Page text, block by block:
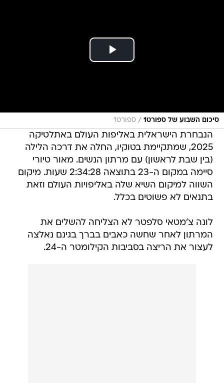
סיכום השבוע של ספורט1 / ספורט1
הנבחרת הישראלית באליפות העולם באתלטיקה
2025, שמתקיימת בטוקיו, החלה את דרכה הלילה
(בין שבת לראשון) עם מרתון הנשים. מאור טיורי
סיימה במקום ה-23 בתוצאה 2:34:28 שעות. מיקום
השווה למיקום השיא שלה באליפויות העולם וזאת
בתנאים לא פשוטים בכלל.
לונה צ'מטאי סלפטר לא הצליחה להשלים את
המרתון לאחר שחשה כאבים בברך בגינם נאלצה
לעצור את הריצה בסביבות הקילומטר ה-24.